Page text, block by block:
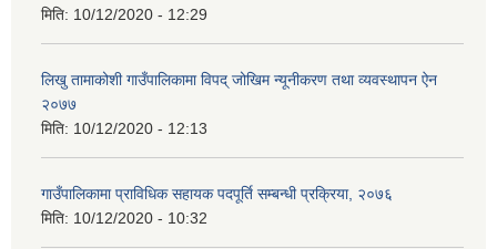
मिति: 10/12/2020 - 12:29
लिखु तामाकोशी गाउँपालिकामा विपद् जोखिम न्यूनीकरण तथा व्यवस्थापन ऐन
२०७७
मिति: 10/12/2020 - 12:13
गाउँपालिकामा प्राविधिक सहायक पदपूर्ति सम्बन्धी प्रक्रिया, २०७६
मिति: 10/12/2020 - 10:32